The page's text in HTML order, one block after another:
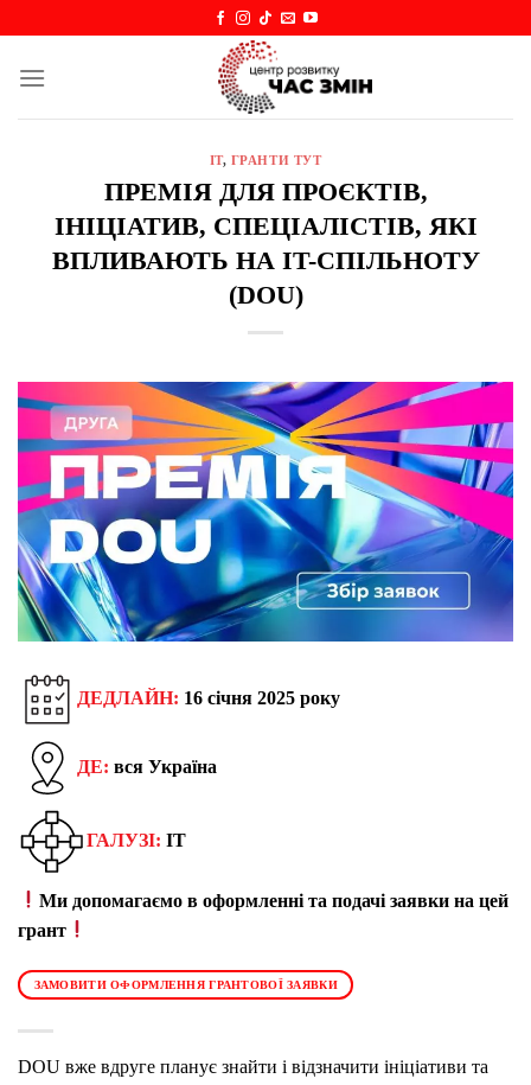
content
IT, ГРАНТИ ТУТ
ПРЕМІЯ ДЛЯ ПРОЄКТІВ,
ІНІЦІАТИВ, СПЕЦІАЛІСТІВ, ЯКІ
ВПЛИВАЮТЬ НА IT-СПІЛЬНОТУ
(DOU)
ДЕДЛАЙН: 16 січня 2025 року
ДЕ: вся Україна
ГАЛУЗІ: IT
Ми допомагаємо в оформленні та подачі заявки на цей
грант
ЗАМОВИТИ ОФОРМЛЕННЯ ГРАНТОВОЇ ЗАЯВКИ
DOU вже вдруге планує знайти і відзначити ініціативи та